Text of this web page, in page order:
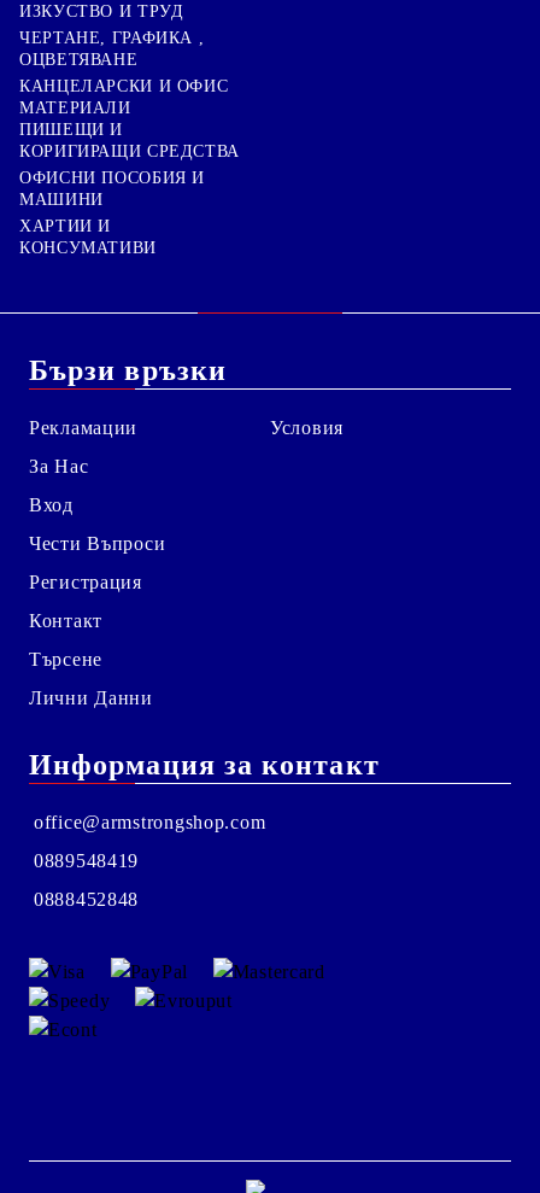
ИЗКУСТВО И ТРУД
ЧЕРТАНЕ, ГРАФИКА ,
ОЦВЕТЯВАНЕ
КАНЦЕЛАРСКИ И ОФИС
МАТЕРИАЛИ
ПИШЕЩИ И
КОРИГИРАЩИ СРЕДСТВА
ОФИСНИ ПОСОБИЯ И
МАШИНИ
ХАРТИИ И
КОНСУМАТИВИ
Бързи връзки
Рекламации
За Нас
Вход
Чести Въпроси
Регистрация
Контакт
Търсене
Лични Данни
Условия
Информация за контакт
office@armstrongshop.com
0889548419
0888452848